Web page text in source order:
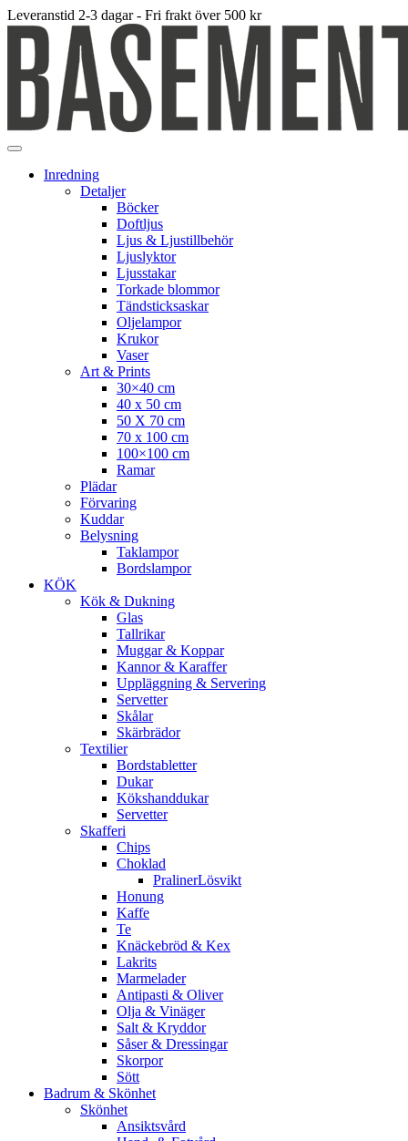
Leveranstid 2-3 dagar - Fri frakt över 500 kr
Inredning
Detaljer
Böcker
Doftljus
Ljus & Ljustillbehör
Ljuslyktor
Ljusstakar
Torkade blommor
Tändsticksaskar
Oljelampor
Krukor
Vaser
Art & Prints
30×40 cm
40 x 50 cm
50 X 70 cm
70 x 100 cm
100×100 cm
Ramar
Plädar
Förvaring
Kuddar
Belysning
Taklampor
Bordslampor
KÖK
Kök & Dukning
Glas
Tallrikar
Muggar & Koppar
Kannor & Karaffer
Uppläggning & Servering
Servetter
Skålar
Skärbrädor
Textilier
Bordstabletter
Dukar
Kökshanddukar
Servetter
Skafferi
Chips
Choklad
PralinerLösvikt
Honung
Kaffe
Te
Knäckebröd & Kex
Lakrits
Marmelader
Antipasti & Oliver
Olja & Vinäger
Salt & Kryddor
Såser & Dressingar
Skorpor
Sött
Badrum & Skönhet
Skönhet
Ansiktsvård